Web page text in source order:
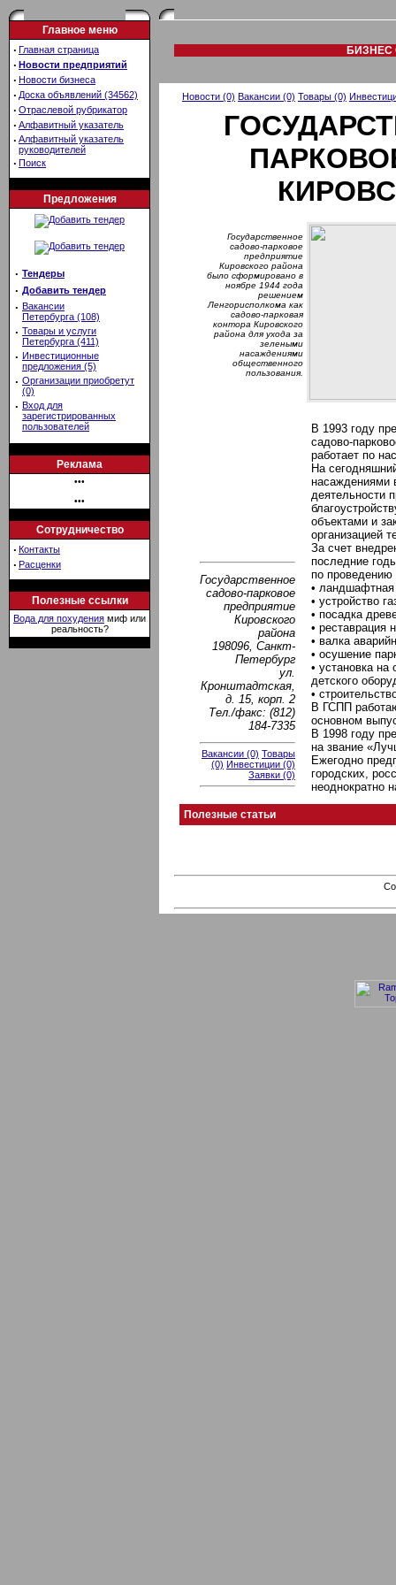
Главное меню
· Главная страница
· Новости предприятий
· Новости бизнеса
· Доска объявлений (34562)
· Отраслевой рубрикатор
· Алфавитный указатель
· Алфавитный указатель
руководителей
· Поиск
Предложения
· Тендеры
· Добавить тендер
· Вакансии
Петербурга (108)
· Товары и услуги
Петербурга (411)
· Инвестиционные
предложения (5)
· Организации приобретут
(0)
· Вход для
зарегистрированных
пользователей
Реклама
•••
•••
Сотрудничество
· Контакты
· Расценки
Полезные ссылки
Вода для похудения миф или
реальность?
БИЗНЕС
Новости (0) Вакансии (0) Товары (0)
Государственное
садово-парковое
предприятие
Кировского района
было сформировано в
ноябре 1944 года
решением
Ленгорисполкома как
садово-парковая
контора Кировского
района для ухода за
зелеными
насаждениями
общественного
пользования.
В 1993 году
садово-
работает по
На
насаждениями
деятельности
объектами и
организацией
За счет
последние
по
• ландшафтная
• устройство
• посадка
• реставрация
• валка
• осушение
• установка
детского
•
В ГСПП
основном
В 1998 году
на звание
Ежегодно
городских,
неоднократно
Государственное
садово-парковое
предприятие
Кировского
района
198096, Санкт-
Петербург
ул.
Кронштадтская,
д. 15, корп. 2
Тел./факс: (812)
184-7335
Вакансии (0) Товары
(0) Инвестиции (0)
Заявки (0)
Полезные статьи